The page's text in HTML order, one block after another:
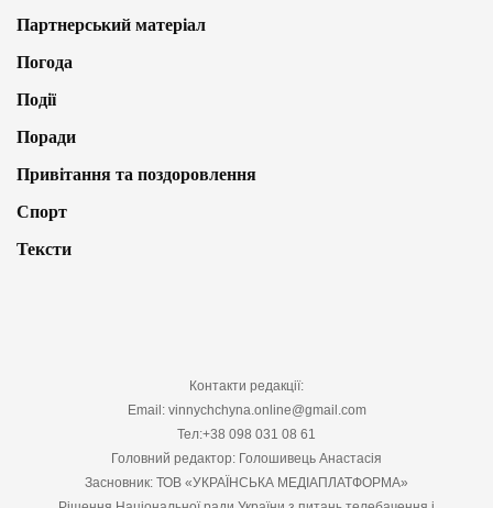
Партнерський матеріал
Погода
Події
Поради
Привітання та поздоровлення
Спорт
Тексти
Контакти редакції:
Email: vinnychchyna.online@gmail.com
Тел:+38 098 031 08 61
Головний редактор: Голошивець Анастасія
Засновник: ТОВ «УКРАЇНСЬКА МЕДІАПЛАТФОРМА»